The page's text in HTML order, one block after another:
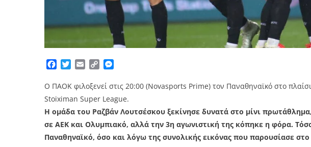
Facebook
TwitterEmailCopy
Ο ΠΑΟΚ φιλοξενεί στις 20:00 (Novasports Prime) τον Παναθηναϊκό στο
Stoiximan Super League.
Η ομάδα του Ραζβάν Λουτσέσκου ξεκίνησε δυνατά στο μίνι
σε ΑΕΚ και Ολυμπιακό, αλλά την 3η αγωνιστική της κόπηκε η φόρα.
Παναθηναϊκό, όσο και λόγω της συνολικής εικόνας που παρουσίασε